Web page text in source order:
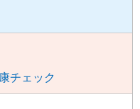
チェック